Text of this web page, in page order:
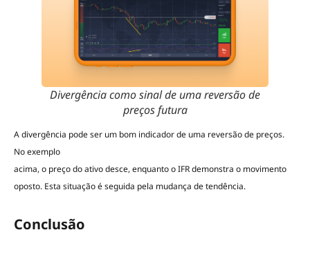
Divergência como sinal de uma reversão de
preços futura
A divergência pode ser um bom indicador de uma reversão de preços.
No exemplo
acima, o preço do ativo desce, enquanto o IFR demonstra o movimento
oposto. Esta situação é seguida pela mudança de tendência.
Conclusão